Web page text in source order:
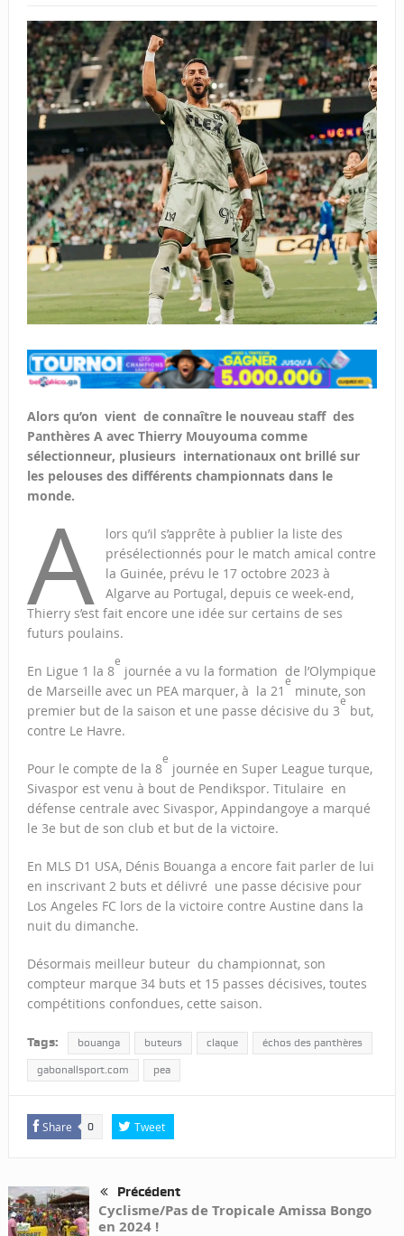
Alors qu’on vient de connaître le nouveau staff des
Panthères A avec Thierry Mouyouma comme
sélectionneur, plusieurs internationaux ont brillé sur
les pelouses des différents championnats dans le
monde.
A
lors qu’il s’apprête à publier la liste des
présélectionnés pour le match amical contre
la Guinée, prévu le 17 octobre 2023 à
Algarve au Portugal, depuis ce week-end,
Thierry s’est fait encore une idée sur certains de ses
futurs poulains.
En Ligue 1 la 8
e
journée a vu la formation de l’Olympique
de Marseille avec un PEA marquer, à la 21
e
minute, son
premier but de la saison et une passe décisive du 3
e
but,
contre Le Havre.
Pour le compte de la 8
e
journée en Super League turque,
Sivaspor est venu à bout de Pendikspor. Titulaire en
défense centrale avec Sivaspor, Appindangoye a marqué
le 3e but de son club et but de la victoire.
En MLS D1 USA, Dénis Bouanga a encore fait parler de lui
en inscrivant 2 buts et délivré une passe décisive pour
Los Angeles FC lors de la victoire contre Austine dans la
nuit du dimanche.
Désormais meilleur buteur du championnat, son
compteur marque 34 buts et 15 passes décisives, toutes
compétitions confondues, cette saison.
Tags: bouanga buteurs claque échos des panthères
gabonallsport.com pea
Share 0 Tweet
Précédent
Cyclisme/Pas de Tropicale Amissa Bongo
en 2024 !